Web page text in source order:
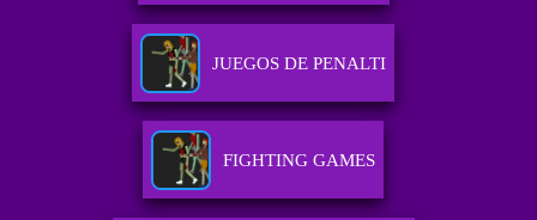
JUEGOS DE PENALTI
FIGHTING GAMES